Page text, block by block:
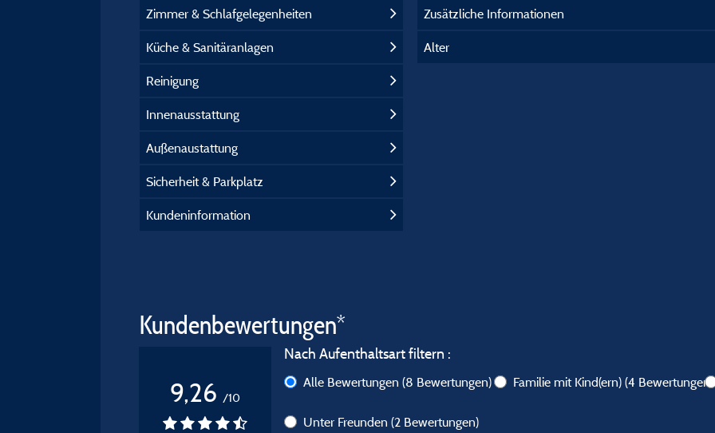
Zimmer & Schlafgelegenheiten
Küche & Sanitäranlagen
Reinigung
Innenausstattung
Außenaustattung
Sicherheit & Parkplatz
Kundeninformation
Zusätzliche Informationen
Alter
Kundenbewertungen*
9,26 /10
Nach Aufenthaltsart filtern :
Alle Bewertungen (8 Bewertungen) Familie mit Kind(ern)(4 Bewertungen)
Unter Freunden (2 Bewertungen)